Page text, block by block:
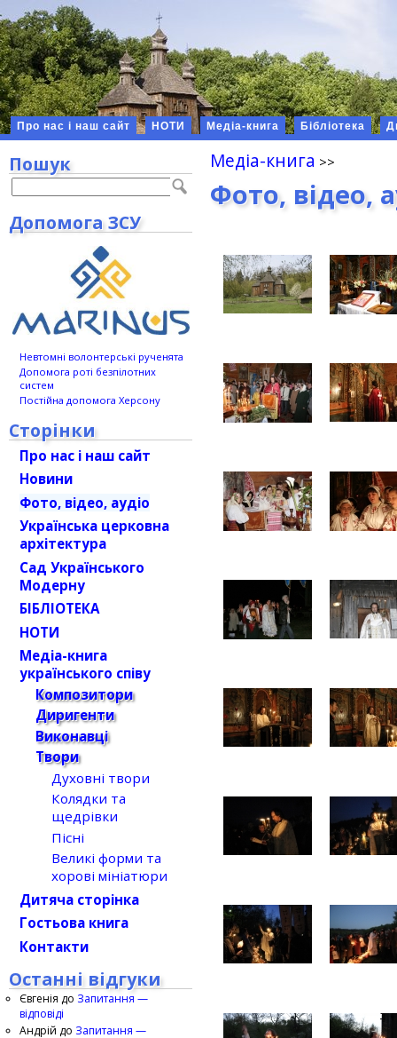
Про нас і наш сайт НОТИ Медіа-книга Бібліотека
Медіа-книга
Фото, відео,
Пошук
Допомога ЗСУ
Невтомні волонтерські рученята
Допомога роті безпілотних
систем
Постійна допомога Херсону
Сторінки
Про нас і наш сайт
Новини
Фото, відео, аудіо
Українська церковна
архітектура
Сад Українського
Модерну
БІБЛІОТЕКА
НОТИ
Медіа-книга
українського співу
Композитори
Диригенти
Виконавці
Твори
Духовні твори
Колядки та
щедрівки
Пісні
Великі форми та
хорові мініатюри
Дитяча сторінка
Гостьова книга
Контакти
Останні відгуки
Євгенія до Запитання —
відповіді
Андрій до Запитання —